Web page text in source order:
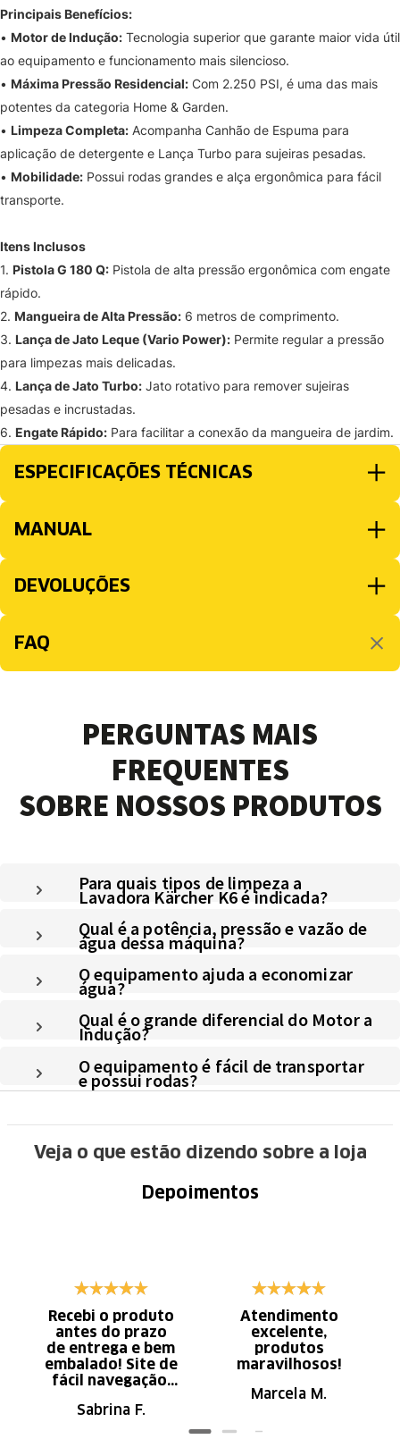
Principais Benefícios:
• Motor de Indução: Tecnologia superior que garante maior vida útil
ao equipamento e funcionamento mais silencioso.
• Máxima Pressão Residencial: Com 2.250 PSI, é uma das mais
potentes da categoria Home & Garden.
• Limpeza Completa: Acompanha Canhão de Espuma para
aplicação de detergente e Lança Turbo para sujeiras pesadas.
• Mobilidade: Possui rodas grandes e alça ergonômica para fácil
transporte.
Itens Inclusos
1. Pistola G 180 Q: Pistola de alta pressão ergonômica com engate
rápido.
2. Mangueira de Alta Pressão: 6 metros de comprimento.
3. Lança de Jato Leque (Vario Power): Permite regular a pressão
para limpezas mais delicadas.
4. Lança de Jato Turbo: Jato rotativo para remover sujeiras
pesadas e incrustadas.
6. Engate Rápido: Para facilitar a conexão da mangueira de jardim.
ESPECIFICAÇÕES TÉCNICAS
MANUAL
DEVOLUÇÕES
FAQ
PERGUNTAS MAIS
FREQUENTES
SOBRE NOSSOS PRODUTOS
Para quais tipos de limpeza a
Lavadora Kärcher K6 é indicada?
Qual é a potência, pressão e vazão de
água dessa máquina?
O equipamento ajuda a economizar
água?
Qual é o grande diferencial do Motor a
Indução?
O equipamento é fácil de transportar
e possui rodas?
Veja o que estão dizendo sobre a loja
Depoimentos
Recebi o produto
antes do prazo
de entrega e bem
embalado! Site de
fácil navegação.
Sabrina F.
Atendimento
excelente,
produtos
maravilhosos!
Marcela M.